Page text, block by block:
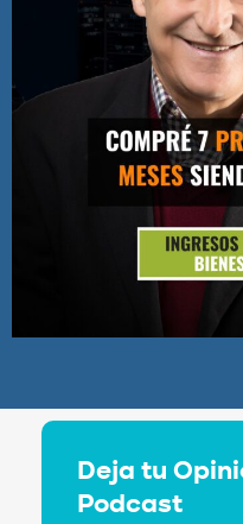
Deja tu
Podcast